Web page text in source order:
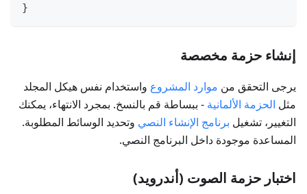
}
إنشاء حزمة مخصصة
يرجى التحقق من موارد المشروع واستخدام نفس هيكل المجلد
مثل الحزمة الألمانية - ببساطة قم بالنسخ. بمجرد الانتهاء، يمكنك
التغيير، تشغيل برنامج الإنشاء النصي وتحديد الوسائط المطلوبة.
المساعدة موجودة داخل البرنامج النصي.
اختبار حزمة الصوت (أندرويد)